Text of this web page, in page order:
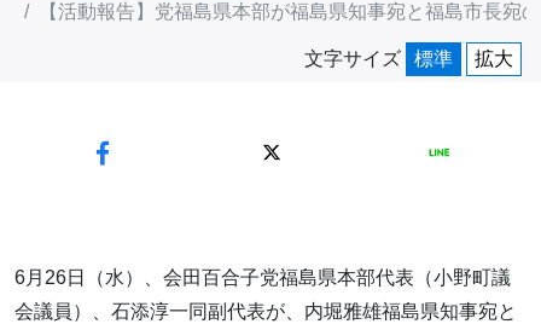
【活動報告】党福島県本部が福島県知事宛と福島市長
文字サイズ 標準 拡大
6月26日（水）、会田百合子党福島県本部代表（小野町議
会議員）、石添淳一同副代表が、内堀雅雄福島県知事宛と